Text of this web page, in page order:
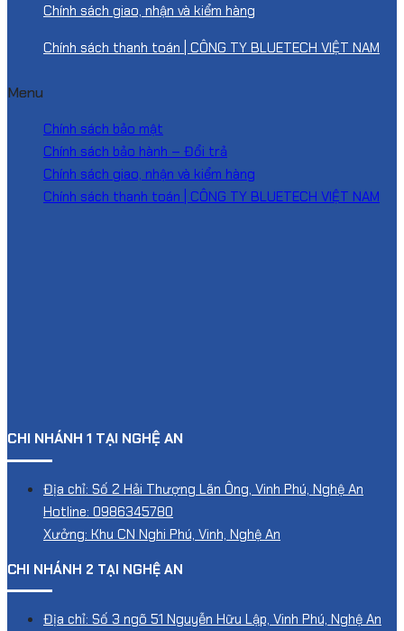
Chính sách giao, nhận và kiểm hàng
Chính sách thanh toán | CÔNG TY BLUETECH VIỆT NAM
Menu
Chính sách bảo mật
Chính sách bảo hành – Đổi trả
Chính sách giao, nhận và kiểm hàng
Chính sách thanh toán | CÔNG TY BLUETECH VIỆT NAM
CHI NHÁNH 1 TẠI NGHỆ AN
Địa chỉ: Số 2 Hải Thượng Lãn Ông, Vinh Phú, Nghệ An
Hotline: 0986345780
Xưởng: Khu CN Nghi Phú, Vinh, Nghệ An
CHI NHÁNH 2 TẠI NGHỆ AN
Địa chỉ: Số 3 ngõ 51 Nguyễn Hữu Lập, Vinh Phú, Nghệ An